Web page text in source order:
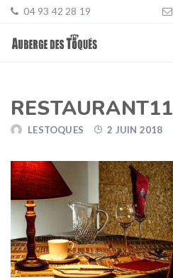
04 93 42 28 19
RESTAURANT11
LESTOQUES 2 JUIN 2018